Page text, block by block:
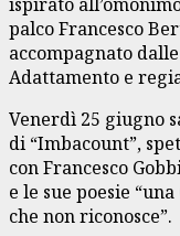
palco Francesco
accompagnato
Adattamento e
Venerdì 25 giugno
di “Imbacount”,
con Francesco
e le sue poesie
che non riconosce”.